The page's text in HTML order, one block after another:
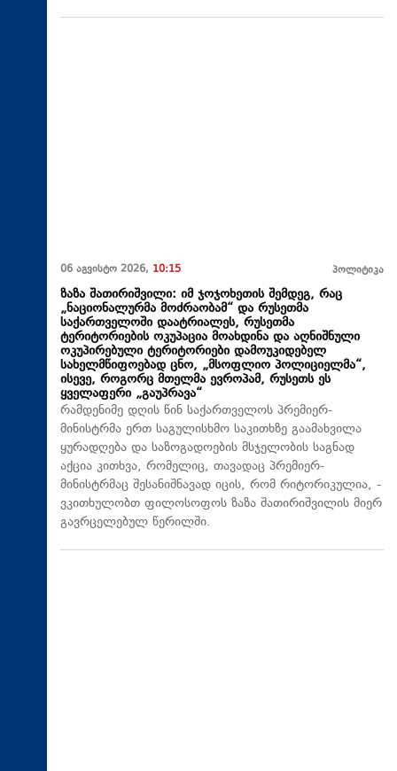
06 აგვისტო 2026, 10:15 პოლიტიკა
ზაზა შათირიშვილი: იმ ჯოჯოხეთის შემდეგ, რაც
„ნაციონალურმა მოძრაობამ“ და რუსეთმა
საქართველოში დაატრიალეს, რუსეთმა
ტერიტორიების ოკუპაცია მოახდინა და აღნიშნული
ოკუპირებული ტერიტორიები დამოუკიდებელ
სახელმწიფოებად ცნო, „მსოფლიო პოლიციელმა“,
ისევე, როგორც მთელმა ევროპამ, რუსეთს ეს
ყველაფერი „გაუპრავა“
რამდენიმე დღის წინ საქართველოს პრემიერ-
მინისტრმა ერთ საგულისხმო საკითხზე გაამახვილა
ყურადღება და საზოგადოების მსჯელობის საგნად
აქცია კითხვა, რომელიც, თავადაც პრემიერ-
მინისტრმაც შესანიშნავად იცის, რომ რიტორიკულია, -
ვკითხულობთ ფილოსოფოს ზაზა შათირიშვილის მიერ
გავრცელებულ წერილში.